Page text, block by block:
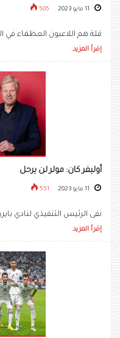
505
قلة هم اللاعبون العظماء في
إقرأ المزيد
أوليفر كان: مولر لن يرحل
551
نفى الرئيس التنفيذي لنادي
إقرأ المزيد